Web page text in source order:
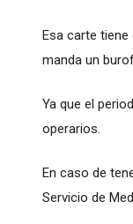
Esa carte tiene
manda un
Ya que el
operarios.
En caso de
Servicio de